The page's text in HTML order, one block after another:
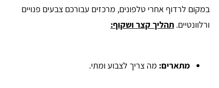
במקום לרדוף אחרי טלפונים, מרכזים עבורכם צבעים פנויים
ורלוונטיים. תהליך קצר ושקוף:
מתארים: מה צריך לצבוע ומתי.